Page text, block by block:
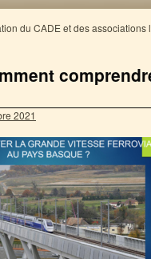
du CADE et des associations
2021